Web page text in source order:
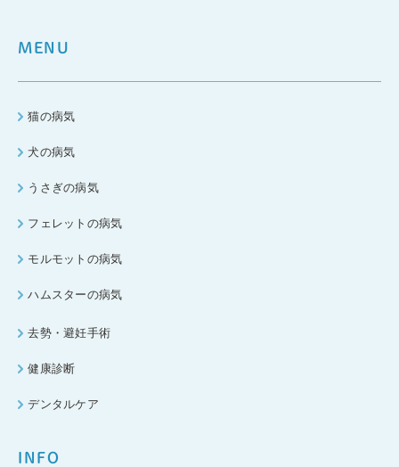
MENU
猫の病気
犬の病気
うさぎの病気
フェレットの病気
モルモットの病気
ハムスターの病気
去勢・避妊手術
健康診断
デンタルケア
INFO